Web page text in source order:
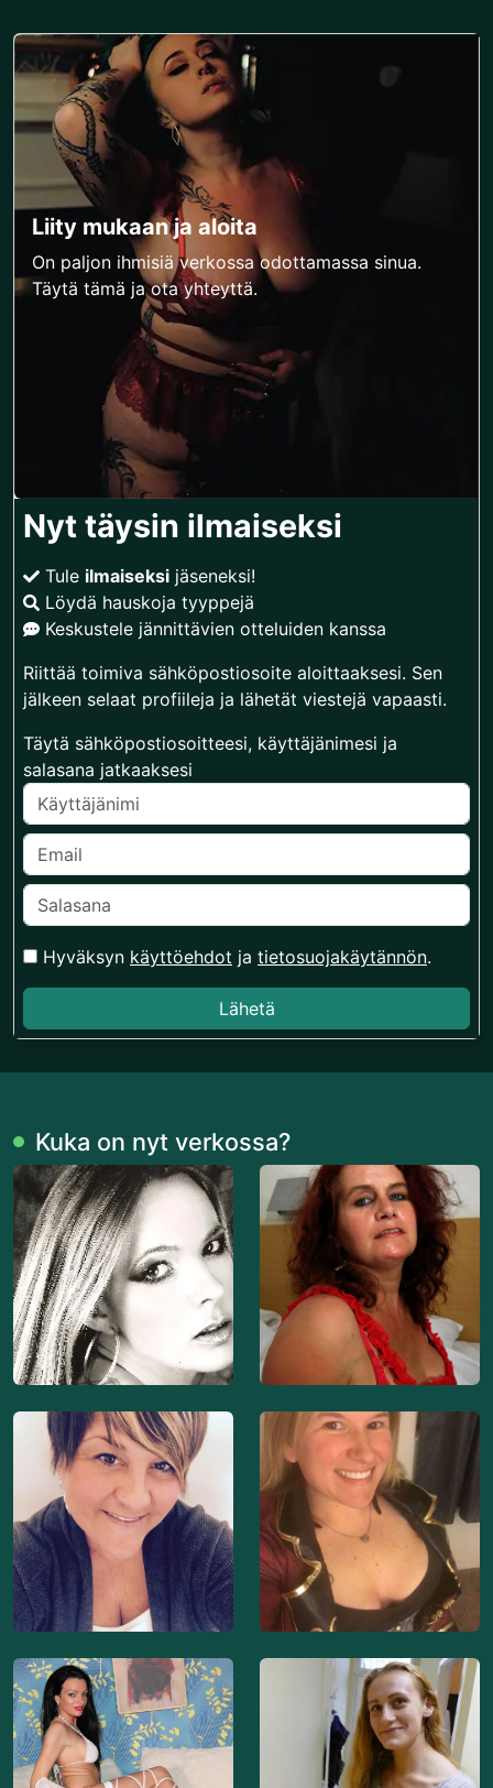
Liity mukaan ja aloita
On paljon ihmisiä verkossa odottamassa sinua.
Täytä tämä ja ota yhteyttä.
Nyt täysin ilmaiseksi
Tule ilmaiseksi jäseneksi!
Löydä hauskoja tyyppejä
Keskustele jännittävien otteluiden kanssa
Riittää toimiva sähköpostiosoite aloittaaksesi. Sen
jälkeen selaat profiileja ja lähetät viestejä vapaasti.
Täytä sähköpostiosoitteesi, käyttäjänimesi ja
salasana jatkaaksesi
Hyväksyn käyttöehdot ja tietosuojakäytännön.
Lähetä
Kuka on nyt verkossa?